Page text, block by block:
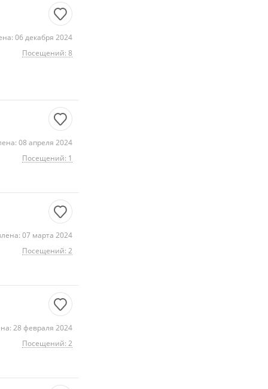
06 декабря 2024
Посещений: 8
08 апреля 2024
Посещений: 1
07 марта 2024
Посещений: 2
28 февраля 2024
Посещений: 2